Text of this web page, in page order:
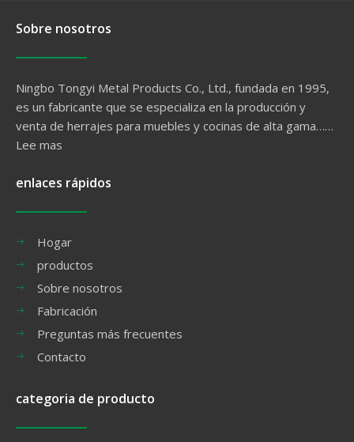
Sobre nosotros
Ningbo Tongyi Metal Products Co., Ltd., fundada en 1995,
es un fabricante que se especializa en la producción y
venta de herrajes para muebles y cocinas de alta gama……
Lee mas
enlaces rápidos
Hogar
productos
Sobre nosotros
Fabricación
Preguntas más frecuentes
Contacto
categoria de producto